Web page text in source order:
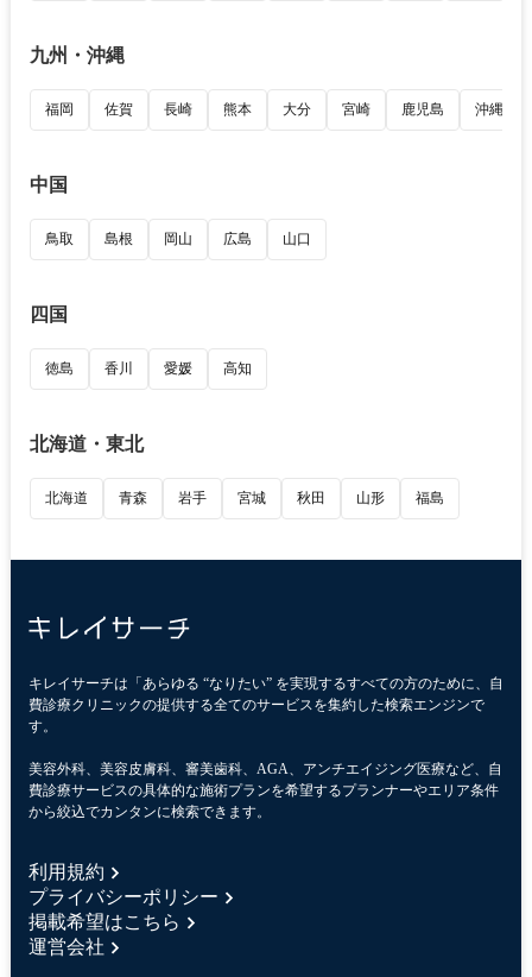
九州・沖縄
福岡 佐賀 長崎 熊本 大分 宮崎 鹿児島 沖縄
中国
鳥取 島根 岡山 広島 山口
四国
徳島 香川 愛媛 高知
北海道・東北
北海道 青森 岩手 宮城 秋田 山形 福島
キレイサーチは「あらゆる “なりたい” を実現するすべての方のために、自
費診療クリニックの提供する全てのサービスを集約した検索エンジンで
す。
美容外科、美容皮膚科、審美歯科、AGA、アンチエイジング医療など、自
費診療サービスの具体的な施術プランを希望するプランナーやエリア条件
から絞込でカンタンに検索できます。
利用規約
プライバシーポリシー
掲載希望はこちら
運営会社